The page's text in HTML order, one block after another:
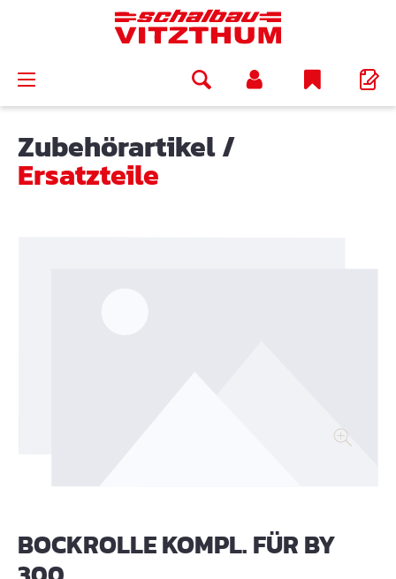
Zubehörartikel/
Ersatzteile
BOCKROLLE KOMPL. FÜR BY